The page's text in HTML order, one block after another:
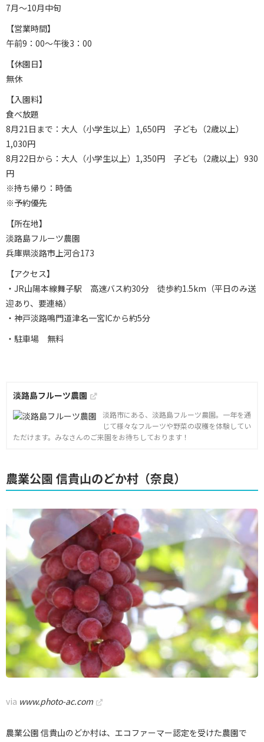
7月～10月中旬
【営業時間】
午前9：00～午後3：00
【休園日】
無休
【入園料】
食べ放題
8月21日まで：大人（小学生以上）1,650円 子ども（2歳以上）
1,030円
8月22日から：大人（小学生以上）1,350円 子ども（2歳以上）930
円
※持ち帰り：時価
※予約優先
【所在地】
淡路島フルーツ農園
兵庫県淡路市上河合173
【アクセス】
・JR山陽本線舞子駅 高速バス約30分 徒歩約1.5km（平日のみ送
迎あり、要連絡）
・神戸淡路鳴門道津名一宮ICから約5分
・駐車場 無料
淡路島フルーツ農園
淡路市にある、淡路島フルーツ農園。一年を通
じて様々なフルーツや野菜の収穫を体験してい
ただけます。みなさんのご来園をお待ちしております！
農業公園 信貴山のどか村（奈良）
via www.photo-ac.com
農業公園 信貴山のどか村は、エコファーマー認定を受けた農園で